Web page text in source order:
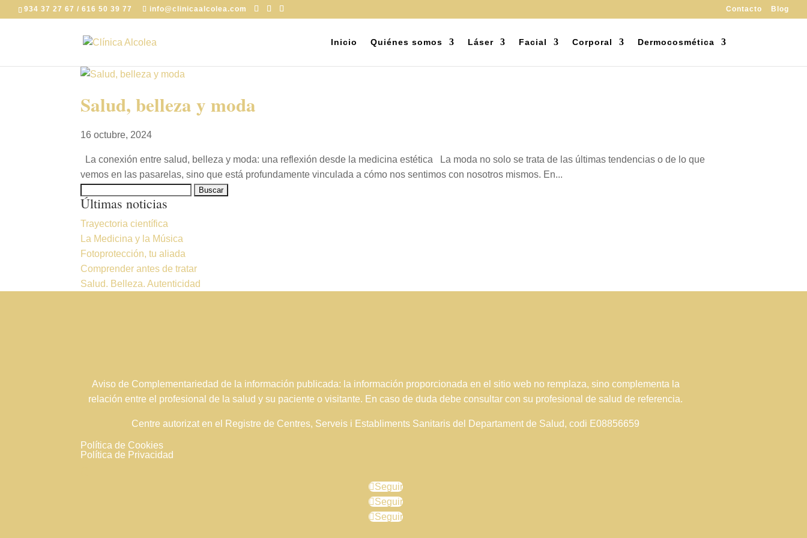
934 37 27 67 / 616 50 39 77 info@clinicaalcolea.com Contacto Blog
Inicio Quiénes somos Láser Facial Corporal Dermocosmética
Salud, belleza y moda
16 octubre, 2024
La conexión entre salud, belleza y moda: una reflexión desde la medicina estética La moda no solo se trata de las últimas tendencias o de lo que
vemos en las pasarelas, sino que está profundamente vinculada a cómo nos sentimos con nosotros mismos. En...
Últimas noticias
Trayectoria científica
La Medicina y la Música
Fotoprotección, tu aliada
Comprender antes de tratar
Salud. Belleza. Autenticidad
Aviso de Complementariedad de la información publicada: la información proporcionada en el sitio web no remplaza, sino complementa la
relación entre el profesional de la salud y su paciente o visitante. En caso de duda debe consultar con su profesional de salud de referencia.
Centre autorizat en el Registre de Centres, Serveis i Establiments Sanitaris del Departament de Salud, codi E08856659
Política de Cookies
Política de Privacidad
Seguir
Seguir
Seguir